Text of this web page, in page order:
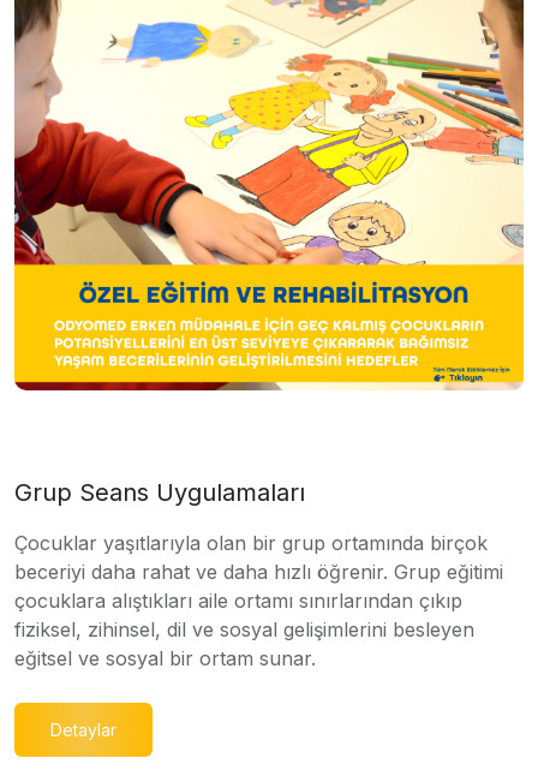
Grup Seans Uygulamaları
Çocuklar yaşıtlarıyla olan bir grup ortamında birçok
beceriyi daha rahat ve daha hızlı öğrenir. Grup eğitimi
çocuklara alıştıkları aile ortamı sınırlarından çıkıp
fiziksel, zihinsel, dil ve sosyal gelişimlerini besleyen
eğitsel ve sosyal bir ortam sunar.
Detaylar